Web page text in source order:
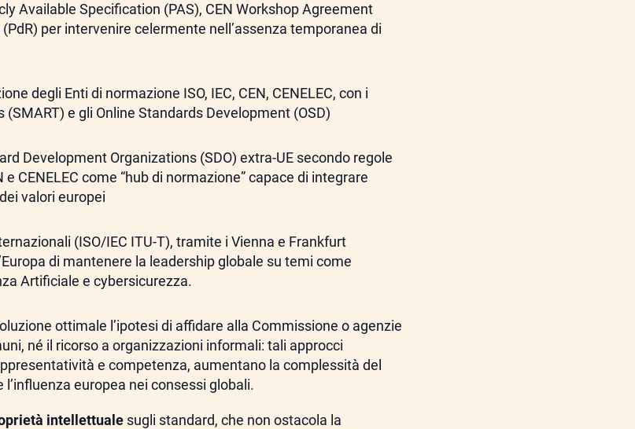
Available Specification (PAS), CEN Workshop Agreement
per intervenire celermente nell’assenza temporanea di
degli Enti di normazione ISO, IEC, CEN, CENELEC, con i
e gli Online Standards Development (OSD)
Development Organizations (SDO) extra-UE secondo regole
e CENELEC come “hub di normazione” capace di integrare
valori europei
(ISO/IEC ITU-T), tramite i Vienna e Frankfurt
di mantenere la leadership globale su temi come
Artificiale e cybersicurezza.
ottimale l’ipotesi di affidare alla Commissione o agenzie
né il ricorso a organizzazioni informali: tali approcci
e competenza, aumentano la complessità del
europea nei consessi globali.
intellettuale sugli standard, che non ostacola la